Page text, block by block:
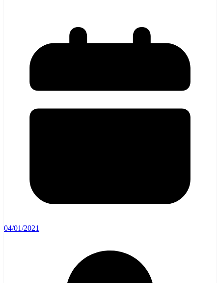
04/01/2021